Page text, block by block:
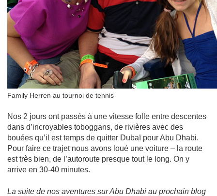
Family Herren au tournoi de tennis
Nos 2 jours ont passés à une vitesse folle entre descentes
dans d’incroyables toboggans, de rivières avec des
bouées qu’il est temps de quitter Dubaï pour Abu Dhabi.
Pour faire ce trajet nous avons loué une voiture – la route
est très bien, de l’autoroute presque tout le long. On y
arrive en 30-40 minutes.
La suite de nos aventures sur Abu Dhabi au prochain blog